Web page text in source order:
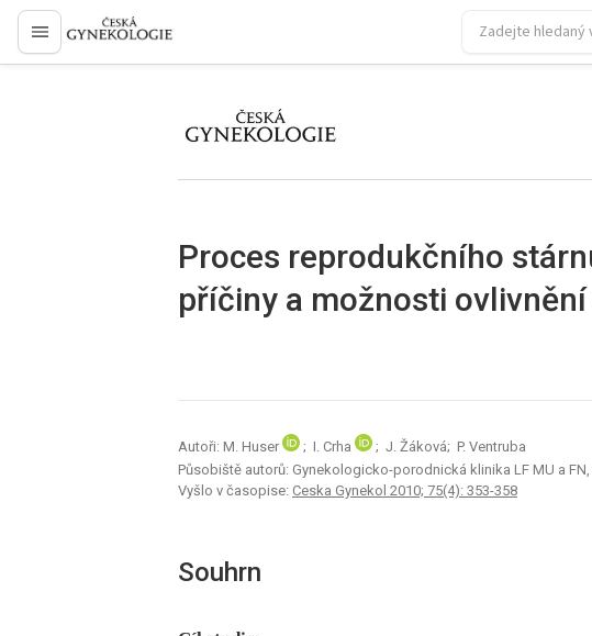
proLékaře.cz
proLékaře.cz
Proces reprodukčního
příčiny a možnosti ovlivnění
Autoři: M. Huser ; I. Crha
; J. Žáková; P. Ventruba
Působiště autorů: Gynekologicko-porodnická klinika LF MU a
Vyšlo v časopise: Ceska Gynekol 2010; 75(4): 353-358
Souhrn